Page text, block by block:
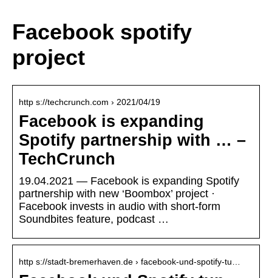
Facebook spotify
project
http s://techcrunch.com › 2021/04/19
Facebook is expanding
Spotify partnership with … –
TechCrunch
19.04.2021 — Facebook is expanding Spotify
partnership with new ‘Boombox’ project ·
Facebook invests in audio with short-form
Soundbites feature, podcast …
http s://stadt-bremerhaven.de › facebook-und-spotify-tu…